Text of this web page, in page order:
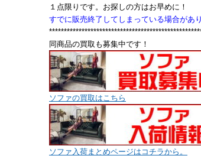
１点限りです。お探しの方はお早めに！
すでに販売終了してしまっている場合があ
同商品の買取も募集中です！
ソファの買取はこちら
ソファ入荷まとめページはコチラから。